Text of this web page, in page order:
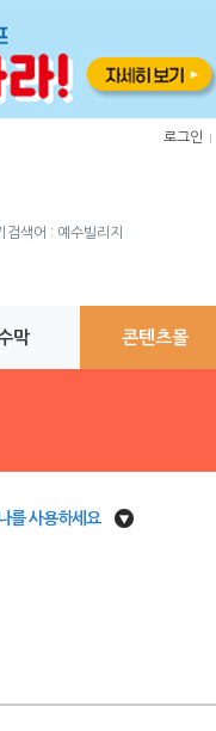
로그인
검색어 : 예수빌리지
막 콘텐츠몰
를 사용하세요